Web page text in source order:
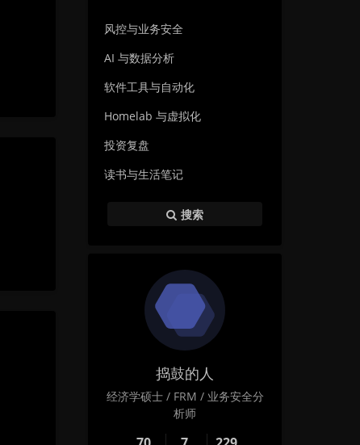
Sans Serif Serif
风控与业务安全
AI 与数据分析
软件工具与自动化
Homelab 与虚拟化
投资复盘
读书与生活笔记
搜索
捣鼓的人
经济学硕士 / FRM / 业务安全分
析师